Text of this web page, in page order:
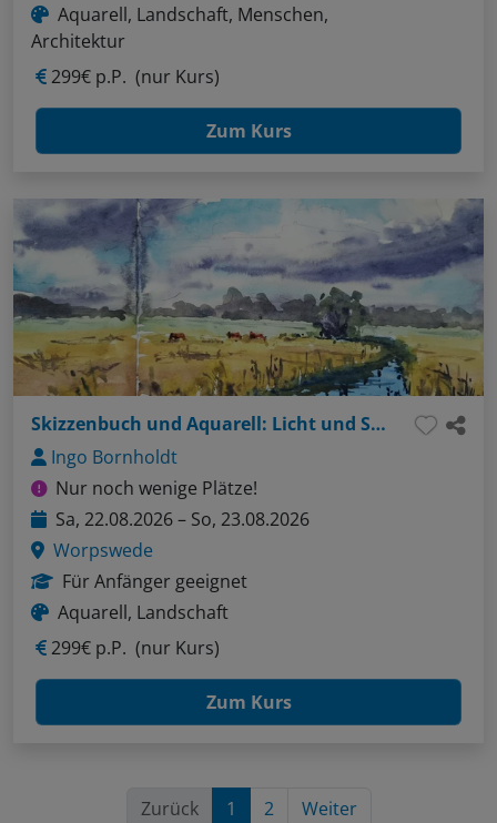
Aquarell, Landschaft, Menschen,
Architektur
299€ p.P. (nur Kurs)
Zum Kurs
Skizzenbuch und Aquarell: Licht und Stimmung einfangen
Ingo Bornholdt
Nur noch wenige Plätze!
Sa, 22.08.2026 – So, 23.08.2026
Worpswede
Für Anfänger geeignet
Aquarell, Landschaft
299€ p.P. (nur Kurs)
Zum Kurs
Zurück 1 2 Weiter